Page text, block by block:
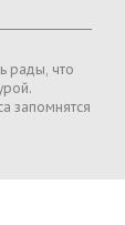
рады, что
запомнятся